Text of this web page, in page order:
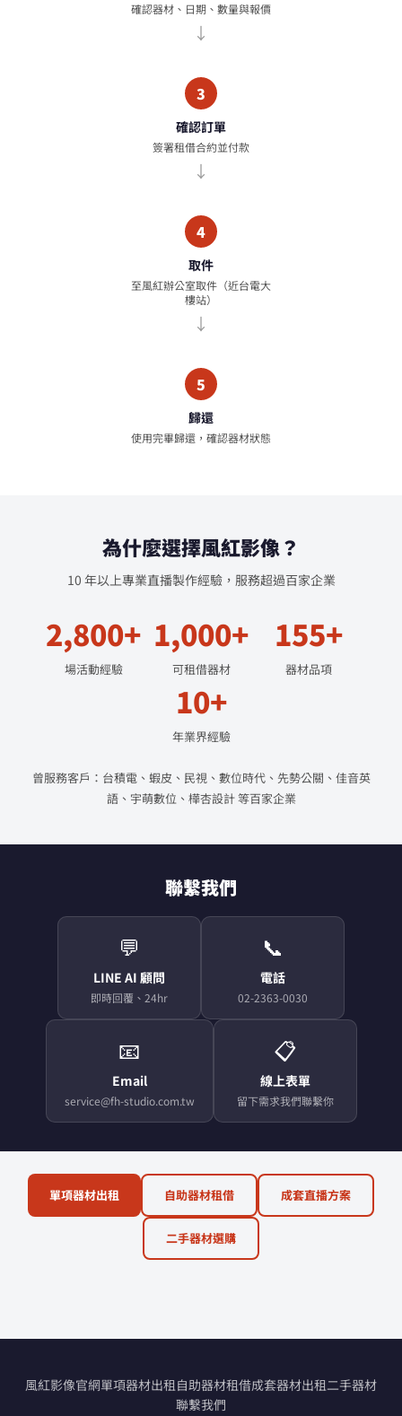
確認器材、日期、數量與報價
3
確認訂單
簽署租借合約並付款
4
取件
至風紅辦公室取件（近台電大
樓站）
5
歸還
使用完畢歸還，確認器材狀態
為什麼選擇風紅影像？
10 年以上專業直播製作經驗，服務超過百家企業
2,800+
場活動經驗
1,000+
可租借器材
155+
器材品項
10+
年業界經驗
曾服務客戶：台積電、蝦皮、民視、數位時代、先勢公關、佳音英
語、宇萌數位、樺杏設計 等百家企業
聯繫我們
💬
LINE AI 顧問
即時回覆、24hr
📞
電話
02-2363-0030
📧
Email
service@fh-studio.com.tw
📋
線上表單
留下需求我們聯繫你
單項器材出租 自助器材租借 成套直播方案
二手器材選購
風紅影像官網單項器材出租自助器材租借成套器材出租二手器材
聯繫我們